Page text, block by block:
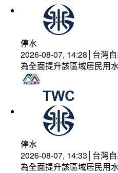
停水
2026-08-07, 14:28│台灣
為全面提升該區域居民用
停水
2026-08-07, 14:33│台灣
為全面提升該區域居民用